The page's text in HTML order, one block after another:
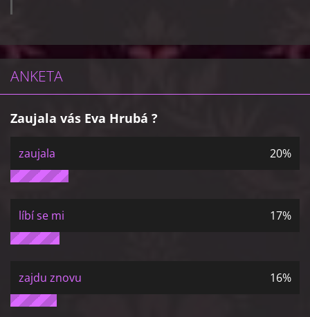
ANKETA
Zaujala vás Eva Hrubá ?
zaujala 20%
líbí se mi 17%
zajdu znovu 16%